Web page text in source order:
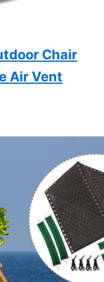
Chair
Air Vent